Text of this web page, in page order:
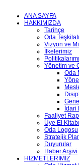
ANA SAYFA
HAKKIMIZDA
Tarihçe
Oda
Vizyon ve
İlkelerimiz
Yönetim ve
Oda
İdari
Faaliyet
Üye El Kitabı
Oda Logosu
Stratejik
Duyurular
Haber Arşivi
HİZMETLERİMİZ